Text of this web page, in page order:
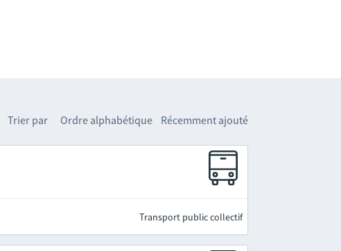
Trier par Ordre alphabétique Récemment ajouté
Transport public collectif